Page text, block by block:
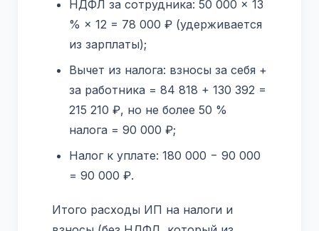
НДФЛ за сотрудника: 50 000 × 13
% × 12 = 78 000 ₽ (удерживается
из зарплаты);
Вычет из налога: взносы за себя +
за работника = 84 818 + 130 392 =
215 210 ₽, но не более 50 %
налога = 90 000 ₽;
Налог к уплате: 180 000 − 90 000
= 90 000 ₽.
Итого расходы ИП на налоги и